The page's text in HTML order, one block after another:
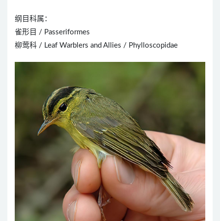
纲目科属：
雀形目 / Passeriformes
柳莺科 / Leaf Warblers and Allies / Phylloscopidae